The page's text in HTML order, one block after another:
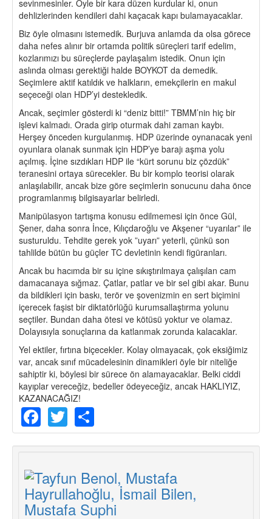
sevinmesinler. Öyle bir kara düzen kurdular ki, onun
dehlizlerinden kendileri dahi kaçacak kapı bulamayacaklar.
Biz öyle olmasını istemedik. Burjuva anlamda da olsa görece
daha nefes alınır bir ortamda politik süreçleri tarif edelim,
kozlarımızı bu süreçlerde paylaşalım istedik. Onun için
aslında olması gerektiği halde BOYKOT da demedik.
Seçimlere aktif katıldık ve halkların, emekçilerin en makul
seçeceği olan HDP’yi destekledik.
Ancak, seçimler gösterdi ki “deniz bitti!” TBMM’nin hiç bir
işlevi kalmadı. Orada girip oturmak dahi zaman kaybı.
Herşey önceden kurgulanmış. HDP üzerinde oynanacak yeni
oyunlara olanak sunmak için HDP’ye barajı aşma yolu
açılmış. İçine sızdıkları HDP ile “kürt sorunu biz çözdük”
teranesini ortaya sürecekler. Bu bir komplo teorisi olarak
anlaşılabilir, ancak bize göre seçimlerin sonucunu daha önce
programlanmış bilgisayarlar belirledi.
Manipülasyon tartışma konusu edilmemesi için önce Gül,
Şener, daha sonra İnce, Kılıçdaroğlu ve Akşener “uyarılar” ile
susturuldu. Tehdite gerek yok ”uyarı” yeterli, çünkü son
tahlilde bütün bu güçler TC devletinin kendi figüranları.
Ancak bu hacımda bir su içine sıkıştırılmaya çalışılan cam
damacanaya sığmaz. Çatlar, patlar ve bir sel gibi akar. Bunu
da bildikleri için baskı, terör ve şovenizmin en sert biçimini
içerecek faşist bir diktatörlüğü kurumsallaştırma yolunu
seçtiler. Bundan daha ötesi ve kötüsü yoktur ve olamaz.
Dolayısıyla sonuçlarına da katlanmak zorunda kalacaklar.
Yel ektiler, fırtına biçecekler. Kolay olmayacak, çok eksiğimiz
var, ancak sınıf mücadelesinin dinamikleri öyle bir niteliğe
sahiptir ki, böylesi bir sürece ön alamayacaklar. Belki ciddi
kayıplar vereceğiz, bedeller ödeyeceğiz, ancak HAKLIYIZ,
KAZANACAĞIZ!
Facebook
Twitter